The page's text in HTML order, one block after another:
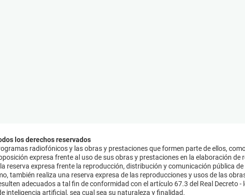
los derechos reservados
radiofónicos y las obras y prestaciones que formen parte de ellos,
expresa frente al uso de sus obras y prestaciones en la elaboración
reserva expresa frente la reproducción, distribución y comunicación pública
también realiza una reserva expresa de las reproducciones y usos de las
adecuados a tal fin de conformidad con el artículo 67.3 del Real Decreto
inteligencia artificial, sea cual sea su naturaleza y finalidad.